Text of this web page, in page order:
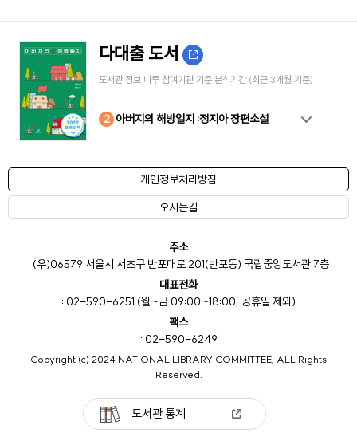
다대출 도서
도서관 정보 나루 참여기관 기준 분석기간 (최근 3개월 기준)
1
2 아버지의 해방일지 :정지아 장편소설
3
4
5
6
7
8
9
10
개인정보처리방침
오시는길
주소
: (우)06579 서울시 서초구 반포대로 201(반포동) 국립중앙도서관 7층
대표전화
: 02-590-6251 (월~금 09:00~18:00, 공휴일 제외)
팩스
: 02-590-6249
Copyright (c) 2024 NATIONAL LIBRARY COMMITTEE, ALL Rights
Reserved.
도서관 통계